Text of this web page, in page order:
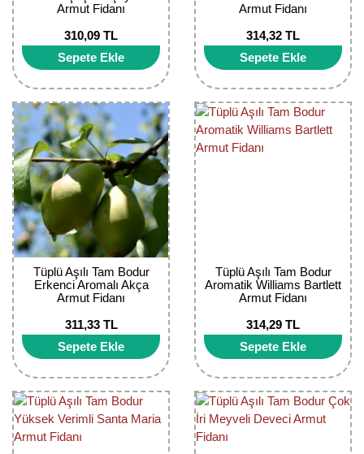
Armut Fidanı
310,09 TL
Sepete Ekle
Armut Fidanı
314,32 TL
Sepete Ekle
Tüplü Aşılı Tam Bodur
Erkenci Aromalı Akça
Armut Fidanı
311,33 TL
Sepete Ekle
Tüplü Aşılı Tam Bodur
Aromatik Williams Bartlett
Armut Fidanı
314,29 TL
Sepete Ekle
Bektaşi Üzümü Fidanı
Böğürtlen Fidanı
Ceviz Fidanı
Dut Fidanı
Elma Fidanı
Erik Fidanı
Feijoa Fidanı
Fidan Anaçları ve Aşı Kalemleri
Fındık Fidanı
Frenk Üzümü Fidanı
Girebolu Fidanı
Goji Berry Fidanı
Hünnap Fidanı
Nostaljik Güller
Peyzaj Gülleri
Sarmaşık(Çardak) Gül Fidanları
Ters Lale Soğanı
Yılbaşı Gülü Çiçeği
Zambak Soğanı